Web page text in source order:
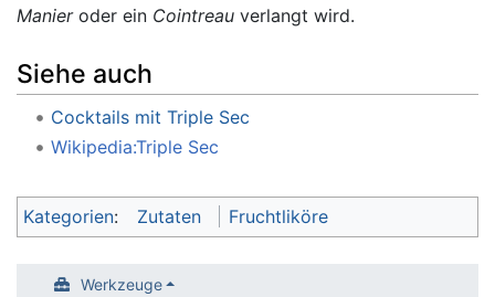
Manieroder ein Cointreau verlangt wird.
Siehe auch
Cocktails mit Triple Sec
Wikipedia:Triple Sec
Kategorien: Zutaten Fruchtliköre
Werkzeuge